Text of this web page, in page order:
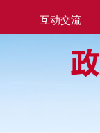
互动交流